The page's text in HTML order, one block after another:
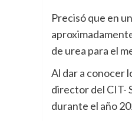
Precisó que en
de urea para el
Al dar a conocer
director del CIT-
durante el año